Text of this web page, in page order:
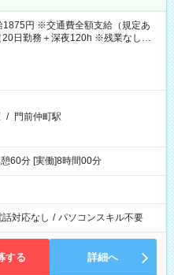
1875円 ※交通費全額支給（規定あ
日勤務＋深夜120h ※残業なしの場
/ 門前仲町駅
60分 [実働]8時間00分
話対応なし / パソコンスキル不要
する 詳細へ